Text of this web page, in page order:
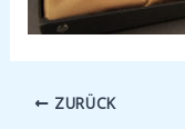
ZURÜCK